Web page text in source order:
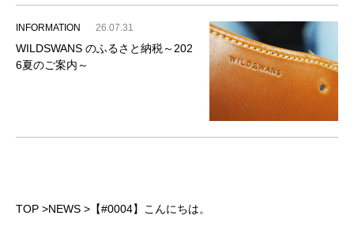
INFORMATION 26.07.31
WILDSWANS のふるさと納税～202
6夏のご案内～
TOP >NEWS > 【#0004】こんにちは。